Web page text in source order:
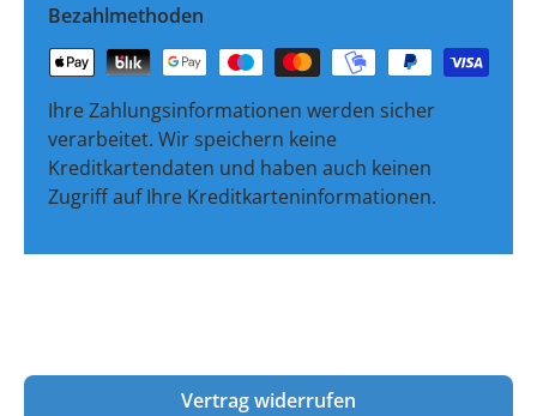
Bezahlmethoden
Ihre Zahlungsinformationen werden sicher
verarbeitet. Wir speichern keine
Kreditkartendaten und haben auch keinen
Zugriff auf Ihre Kreditkarteninformationen.
Vertrag widerrufen